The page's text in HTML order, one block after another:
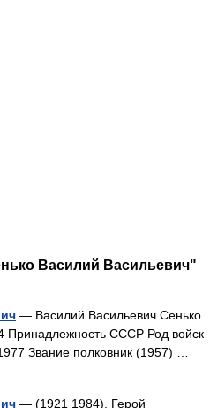
Василий Васильевич"
— Василий Васильевич Сенько
Принадлежность СССР Род войск
Звание полковник (1957) …
— (1921 1984), Герой